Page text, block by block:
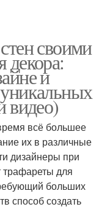
своими
декора:
и
видео)
всё большее
их в различные
дизайнеры при
для
больших
способ создать